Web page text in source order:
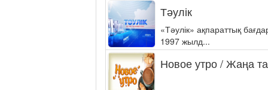
Тәулік
«Тәулік» ақпараттық
1997 жылд...
Новое утро / Жаңа